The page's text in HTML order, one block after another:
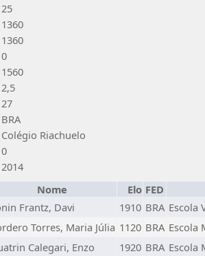
25
1360
1360
0
1560
2,5
27
BRA
Colégio Riachuelo
0
2014
Nome Elo FED
Frantz, Davi 1910 BRA Escola
Torres, Maria Júlia 1120 BRA Escola
Calegari, Enzo 1920 BRA Escola